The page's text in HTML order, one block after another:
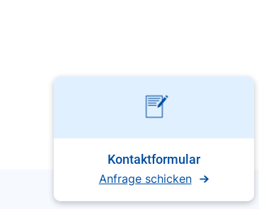
Kontaktformular
Anfrage schicken